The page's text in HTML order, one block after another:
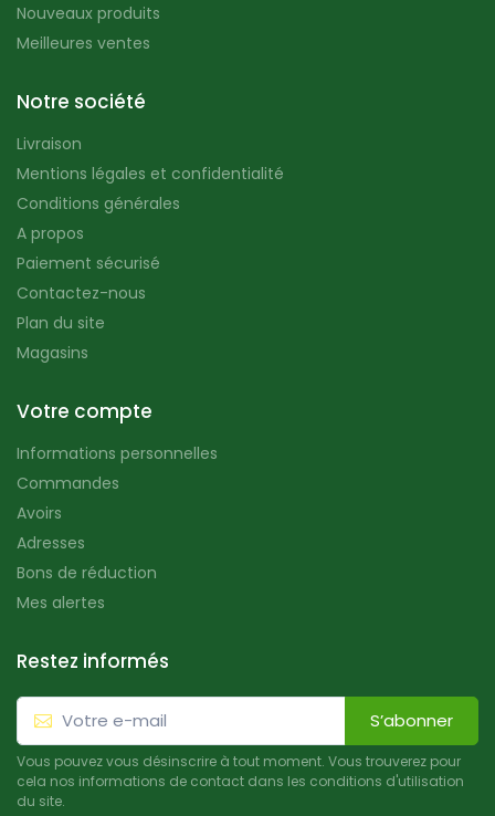
Nouveaux produits
Meilleures ventes
Notre société
Livraison
Mentions légales et confidentialité
Conditions générales
A propos
Paiement sécurisé
Contactez-nous
Plan du site
Magasins
Votre compte
Informations personnelles
Commandes
Avoirs
Adresses
Bons de réduction
Mes alertes
Restez informés
S’abonner
Vous pouvez vous désinscrire à tout moment. Vous trouverez pour
cela nos informations de contact dans les conditions d'utilisation
du site.